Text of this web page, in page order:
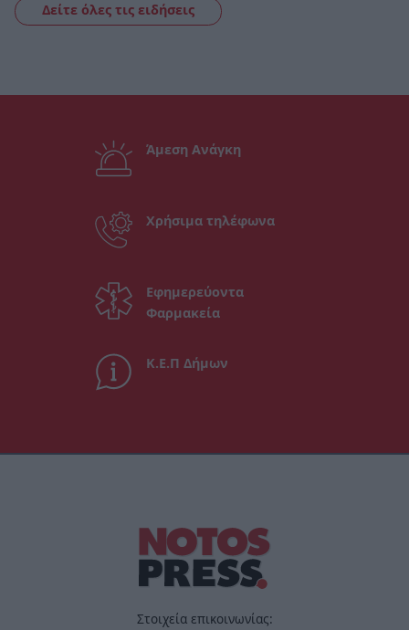
Δείτε όλες τις ειδήσεις
Άμεση Ανάγκη
Χρήσιμα τηλέφωνα
Εφημερεύοντα
Φαρμακεία
Κ.Ε.Π Δήμων
Στοιχεία επικοινωνίας: